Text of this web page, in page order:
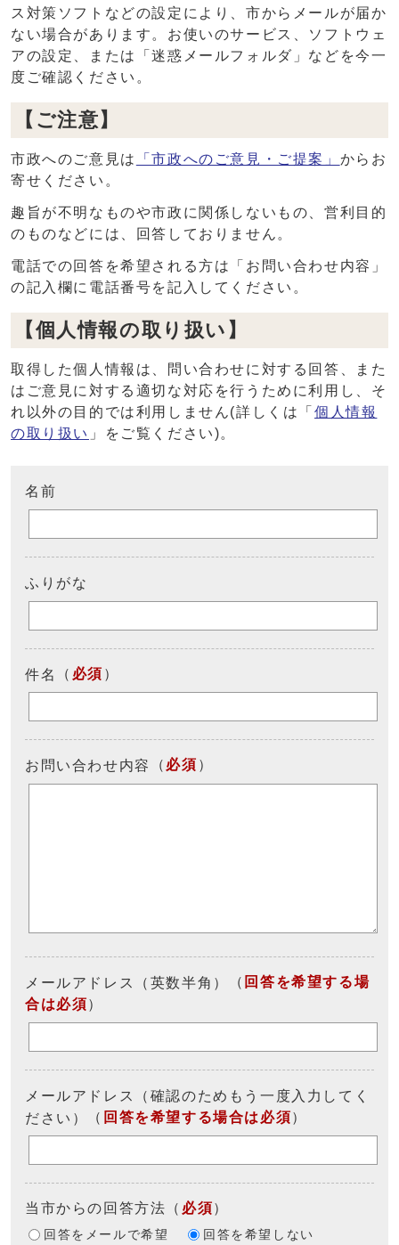
ス対策ソフトなどの設定により、市からメールが届か
ない場合があります。お使いのサービス、ソフトウェ
アの設定、または「迷惑メールフォルダ」などを今一
度ご確認ください。
【ご注意】
市政へのご意見は 「市政へのご意見・ご提案」 からお
寄せください。
趣旨が不明なものや市政に関係しないもの、営利目的
のものなどには、回答しておりません。
電話での回答を希望される方は「お問い合わせ内容」
の記入欄に電話番号を記入してください。
【個人情報の取り扱い】
取得した個人情報は、問い合わせに対する回答、また
はご意見に対する適切な対応を行うために利用し、そ
れ以外の目的では利用しません(詳しくは「 個人情報
の取り扱い 」をご覧ください)。
名前
ふりがな
件名 （ 必須 ）
お問い合わせ内容 （ 必須 ）
メールアドレス（英数半角） （ 回答を希望する場
合は必須）
メールアドレス（確認のためもう一度入力してく
ださい）
（ 回答を希望する場合は必須）
当市からの回答方法 （ 必須）
回答をメールで希望 回答を希望しない